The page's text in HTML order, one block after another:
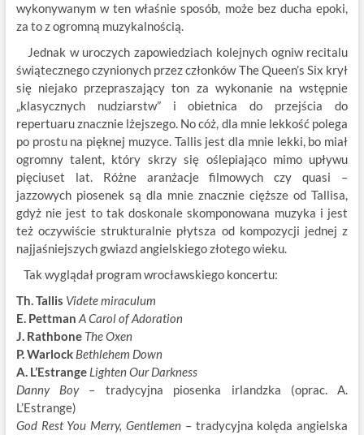
wykonywanym w ten właśnie sposób, może bez ducha epoki,
za to z ogromną muzykalnością.
Jednak w uroczych zapowiedziach kolejnych ogniw recitalu
świątecznego czynionych przez członków The Queen’s Six krył
się niejako przepraszający ton za wykonanie na wstępnie
„klasycznych nudziarstw” i obietnica do przejścia do
repertuaru znacznie lżejszego. No cóż, dla mnie lekkość polega
po prostu na pięknej muzyce. Tallis jest dla mnie lekki, bo miał
ogromny talent, który skrzy się oślepiająco mimo upływu
pięciuset lat. Różne aranżacje filmowych czy quasi –
jazzowych piosenek są dla mnie znacznie cięższe od Tallisa,
gdyż nie jest to tak doskonale skomponowana muzyka i jest
też oczywiście strukturalnie płytsza od kompozycji jednej z
najjaśniejszych gwiazd angielskiego złotego wieku.
Tak wyglądał program wrocławskiego koncertu:
Th. Tallis Videte miraculum
E. Pettman A Carol of Adoration
J. Rathbone The Oxen
P. Warlock Bethlehem Down
A. L’Estrange Lighten Our Darkness
Danny Boy – tradycyjna piosenka irlandzka (oprac. A.
L’Estrange)
God Rest You Merry, Gentlemen – tradycyjna kolęda angielska